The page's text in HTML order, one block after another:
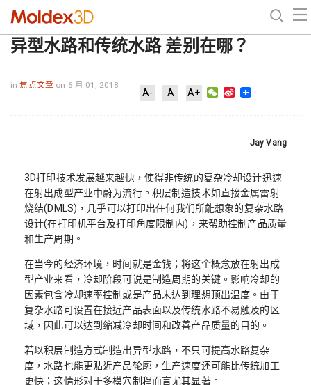
异型水路和传统水路 差别在哪？
in焦点文章 on 6 月 01, 2018
A- A A+ WeChat
Sina
Jay Vang
3D打印技术发展越来越快，使得非传统的复杂冷却设计迅速
在射出成型产业中蔚为流行。积层制造技术如直接金属雷射
烧结(DMLS)，几乎可以打印出任何我们所能想象的复杂水路
设计(在打印机平台及打印角度限制内)，来帮助控制产品质量
和生产周期。
在当今的经济环境，时间就是金钱；将这个概念放在射出成
型产业来看，冷却阶段可说是制造周期的关键。影响冷却的
因素包含冷却速率控制或是产品未达到理想顶出温度。由于
复杂水路可设置在接近产品表面以及传统水路不易触及的区
域，因此可以达到缩减冷却时间和改善产品质量的目的。
若以积层制造方式制造出异型水路，不只可提高水路复杂
度，水路也能更贴近产品轮廓，生产速度还可能比传统加工
更快；这情形对于多模穴制程而言尤其显著。